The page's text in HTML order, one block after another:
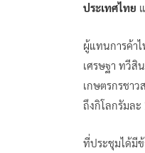
ประเทศไทย
ผู้แทนการค้าไ
เศรษฐา ทวีสิ
เกษตรกรชา
ถึงกิโลกรัมล
ที่ประชุมได้มีข้